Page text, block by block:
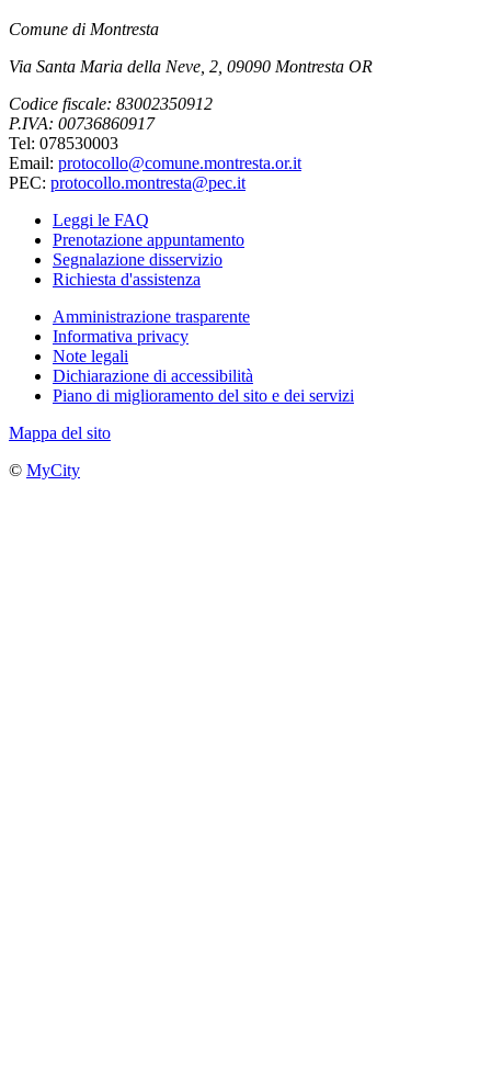
Comune di Montresta
Via Santa Maria della Neve, 2, 09090 Montresta OR
Codice fiscale: 83002350912
P.IVA: 00736860917
Tel: 078530003
Email: protocollo@comune.montresta.or.it
PEC: protocollo.montresta@pec.it
Leggi le FAQ
Prenotazione appuntamento
Segnalazione disservizio
Richiesta d'assistenza
Amministrazione trasparente
Informativa privacy
Note legali
Dichiarazione di accessibilità
Piano di miglioramento del sito e dei servizi
Mappa del sito
© MyCity